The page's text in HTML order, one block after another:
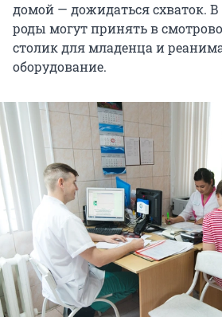
домой — дожидаться схваток.
роды могут принять в
столик для младенца и
оборудование.